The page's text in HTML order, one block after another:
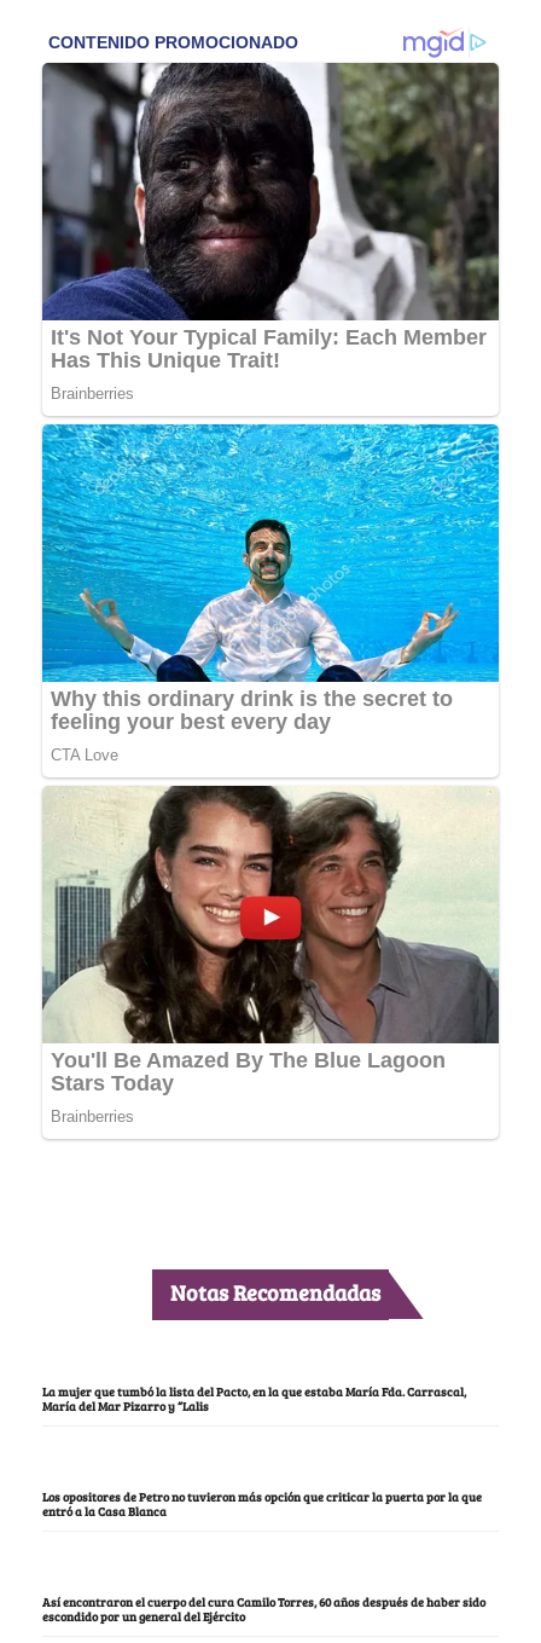
Notas Recomendadas
La mujer que tumbó la lista del Pacto, en la que estaba María Fda. Carrascal,
María del Mar Pizarro y “Lalis
Los opositores de Petro no tuvieron más opción que criticar la puerta por la que
entró a la Casa Blanca
Así encontraron el cuerpo del cura Camilo Torres, 60 años después de haber sido
escondido por un general del Ejército